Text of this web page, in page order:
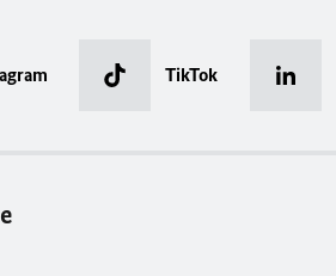
TikTok